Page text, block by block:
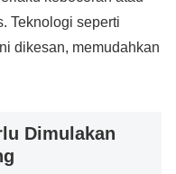
Teknologi seperti
dikesan, memudahkan
Dimulakan